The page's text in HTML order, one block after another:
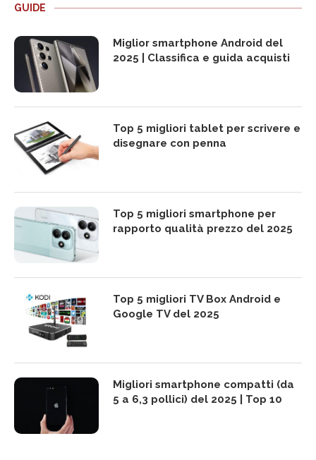
GUIDE
Miglior smartphone Android del
2025 | Classifica e guida acquisti
Top 5 migliori tablet per scrivere e
disegnare con penna
Top 5 migliori smartphone per
rapporto qualità prezzo del 2025
Top 5 migliori TV Box Android e
Google TV del 2025
Migliori smartphone compatti (da
5 a 6,3 pollici) del 2025 | Top 10